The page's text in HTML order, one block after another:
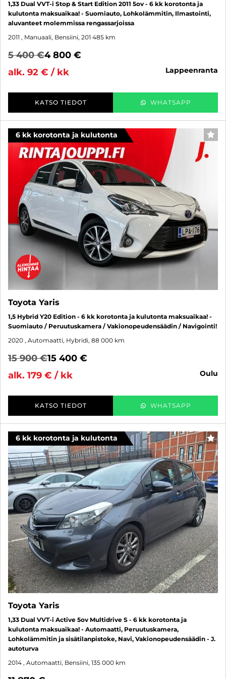
1,33 Dual VVT-i Stop & Start Edition 2011 5ov - 6 kk korotonta ja
kulutonta maksuaikaa! - Suomiauto, Lohkolämmitin, Ilmastointi,
aluvanteet molemmissa rengassarjoissa
2011 , Manuaali, Bensiini, 201 485 km
5 400 €4 800 €
alk. 92 € / kk
lappeenranta
KATSO TIEDOT WHATSAPP
6 kk korotonta ja kulutonta
Toyota Yaris
1,5 Hybrid Y20 Edition - 6 kk korotonta ja kulutonta maksuaikaa! -
Suomiauto / Peruutuskamera / Vakionopeudensäädin / Navigointi!
2020 , Automaatti, Hybridi, 88 000 km
15 900 €15 400 €
alk. 179 € / kk
oulu
KATSO TIEDOT WHATSAPP
6 kk korotonta ja kulutonta
Toyota Yaris
1,33 Dual VVT-i Active 5ov Multidrive S - 6 kk korotonta ja
kulutonta maksuaikaa! - Automaatti, Peruutuskamera,
Lohkolämmitin ja sisätilanpistoke, Navi, Vakionopeudensäädin - J.
autoturva
2014 , Automaatti, Bensiini, 135 000 km